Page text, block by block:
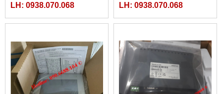
LH: 0938.070.068 LH: 0938.070.068